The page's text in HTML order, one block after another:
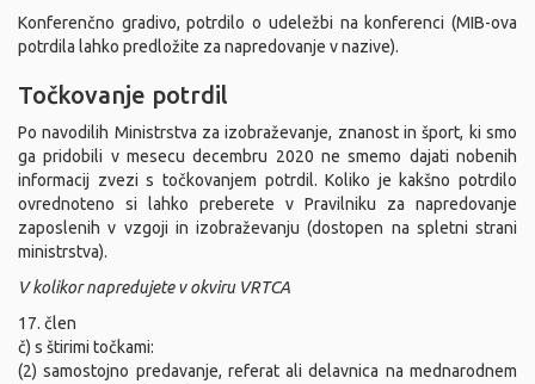
Konferenčno gradivo, potrdilo o udeležbi na konferenci (MIB-ova
potrdila lahko predložite za napredovanje v nazive).
Točkovanje potrdil
Po navodilih Ministrstva za izobraževanje, znanost in šport, ki smo
ga pridobili v mesecu decembru 2020 ne smemo dajati nobenih
informacij zvezi s točkovanjem potrdil. Koliko je kakšno potrdilo
ovrednoteno si lahko preberete v Pravilniku za napredovanje
zaposlenih v vzgoji in izobraževanju (dostopen na spletni strani
ministrstva).
V kolikor napredujete v okviru VRTCA
17. člen
č) s štirimi točkami:
(2) samostojno predavanje, referat ali delavnica na mednarodnem